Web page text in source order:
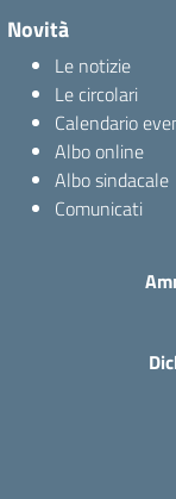
Novità
Le notizie
Le circolari
Calendario
Albo online
Albo sindacale
Comunicati